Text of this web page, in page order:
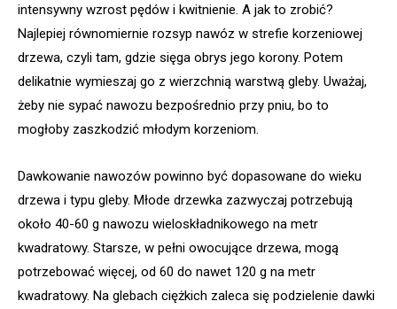
intensywny wzrost pędów i kwitnienie. A jak to zrobić?
Najlepiej równomiernie rozsyp nawóz w strefie korzeniowej
drzewa, czyli tam, gdzie sięga obrys jego korony. Potem
delikatnie wymieszaj go z wierzchnią warstwą gleby. Uważaj,
żeby nie sypać nawozu bezpośrednio przy pniu, bo to
mogłoby zaszkodzić młodym korzeniom.
Dawkowanie nawozów powinno być dopasowane do wieku
drzewa i typu gleby. Młode drzewka zazwyczaj potrzebują
około 40-60 g nawozu wieloskładnikowego na metr
kwadratowy. Starsze, w pełni owocujące drzewa, mogą
potrzebować więcej, od 60 do nawet 120 g na metr
kwadratowy. Na glebach ciężkich zaleca się podzielenie dawki